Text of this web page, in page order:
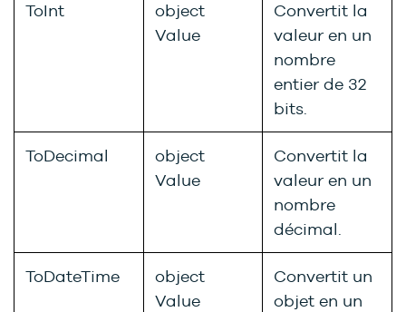
ToInt
object
Value
Convertit la
valeur en un
nombre
entier de 32
bits.
ToDecimal
object
Value
Convertit la
valeur en un
nombre
décimal.
ToDateTime
object
Value
Convertit un
objet en un